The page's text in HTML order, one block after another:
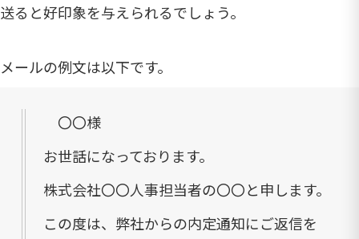
送ると好印象を与えられるでしょう。
メールの例文は以下です。
〇〇様
お世話になっております。
株式会社〇〇人事担当者の〇〇と申します。
この度は、弊社からの内定通知にご返信を